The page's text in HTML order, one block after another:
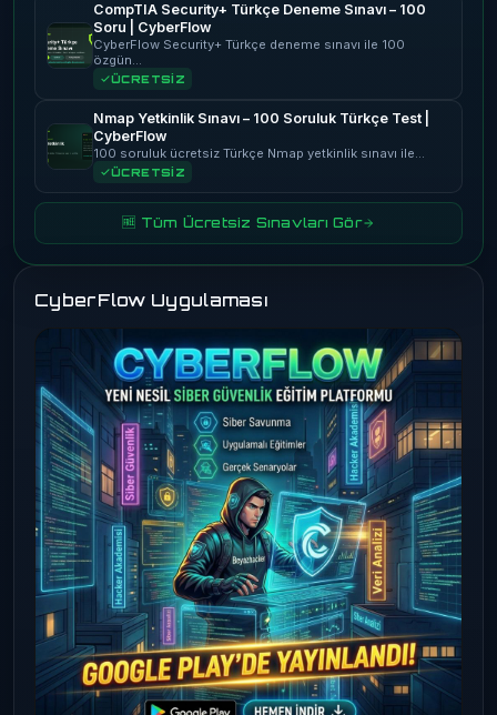
CompTIA Security+ Türkçe Deneme Sınavı – 100
Soru | CyberFlow
CyberFlow Security+ Türkçe deneme sınavı ile 100
özgün…
ÜCRETSİZ
Nmap Yetkinlik Sınavı – 100 Soruluk Türkçe Test |
CyberFlow
100 soruluk ücretsiz Türkçe Nmap yetkinlik sınavı ile…
ÜCRETSİZ
🆓 Tüm Ücretsiz Sınavları Gör
CyberFlow Uygulaması